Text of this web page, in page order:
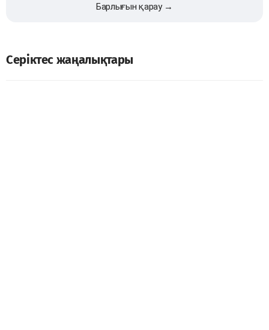
Барлығын қарау →
Серіктес жаңалықтары